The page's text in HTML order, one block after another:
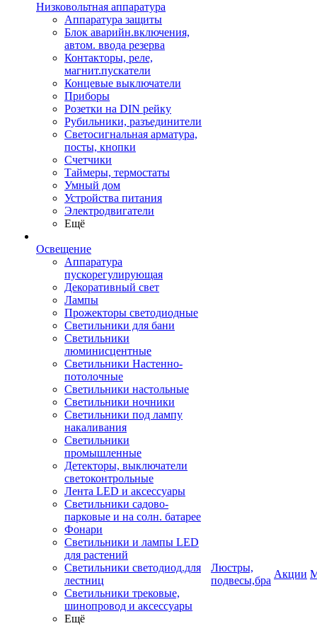
Низковольтная аппаратура
Аппаратура защиты
Блок аварийн.включения,
автом. ввода резерва
Контакторы, реле,
магнит.пускатели
Концевые выключатели
Приборы
Розетки на DIN рейку
Рубильники, разъединители
Светосигнальная арматура,
посты, кнопки
Счетчики
Таймеры, термостаты
Умный дом
Устройства питания
Электродвигатели
Ещё
Освещение
Аппаратура
пускорегулирующая
Декоративный свет
Лампы
Прожекторы светодиодные
Светильники для бани
Светильники
люминисцентные
Светильники Настенно-
потолочные
Светильники настольные
Светильники ночники
Светильники под лампу
накаливания
Светильники
промышленные
Детекторы, выключатели
светоконтрольные
Лента LED и аксессуары
Светильники садово-
парковые и на солн. батарее
Фонари
Светильники и лампы LED
для растений
Светильники светодиод.для
лестниц
Светильники трековые,
шинопровод и аксессуары
Ещё
Люстры,
подвесы,бра
Акции